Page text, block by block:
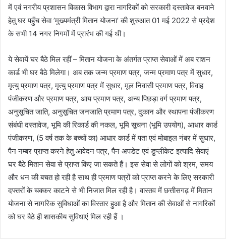
में एवं नगरीय प्रशासन विकास विभाग द्वारा नागरिकों को सरकारी दस्तावेज बनवाने
हेतु घर पहुँच सेवा ’मुख्यमंत्री मितान योजना’ की शुरुआत 01 मई 2022 से प्रदेश
के सभी 14 नगर निगमों में प्रारंभ की गई थी।
ये सेवायें घर बैठे मिल रहीं – मितान योजना के अंतर्गत प्राप्त सेवाओं में अब राशन
कार्ड भी घर बैठे मिलेगा। अब तक जन्म प्रमाण पत्र, जन्म प्रमाण पत्र में सुधार,
मृत्यु प्रमाण पत्र, मृत्यु प्रमाण पत्र में सुधार, मूल निवासी प्रमाण पत्र, विवाह
पंजीकरण और प्रमाण पत्र, आय प्रमाण पत्र, अन्य पिछड़ा वर्ग प्रमाण पत्र,
अनुसूचित जाति, अनुसूचित जनजाति प्रमाण पत्र, दुकान और स्थापना पंजीकरण
संबंधी दस्तावेज, भूमि की रिकार्ड की नकल, भूमि सूचना (भूमि उपयोग), आधार कार्ड
पंजीकरण, (5 वर्ष तक के बच्चों का) आधार कार्ड में पता एवं मोबाइल नंबर में सुधार,
पैन नम्बर प्राप्त करने हेतु आवेदन पत्र, पैन अपडेट एवं डुप्लीकेट इत्यादि सेवाएं
घर बैठे मितान सेवा से प्राप्त किए जा सकते हैं। इस सेवा से लोगों को श्रम, समय
और धन की बचत हो रही है साथ ही प्रमाण पत्रों को प्राप्त करने के लिए सरकारी
दफ्तरों के चक्कर काटने से भी निजात मिल रही है। वास्तव में छत्तीसगढ़ में मितान
योजना से नागरिक सुविधाओं का विस्तार हुआ है और मितान की सेवाओं से नागरिकों
को घर बैठे ही शासकीय सुविधाएं मिल रही हैं ।